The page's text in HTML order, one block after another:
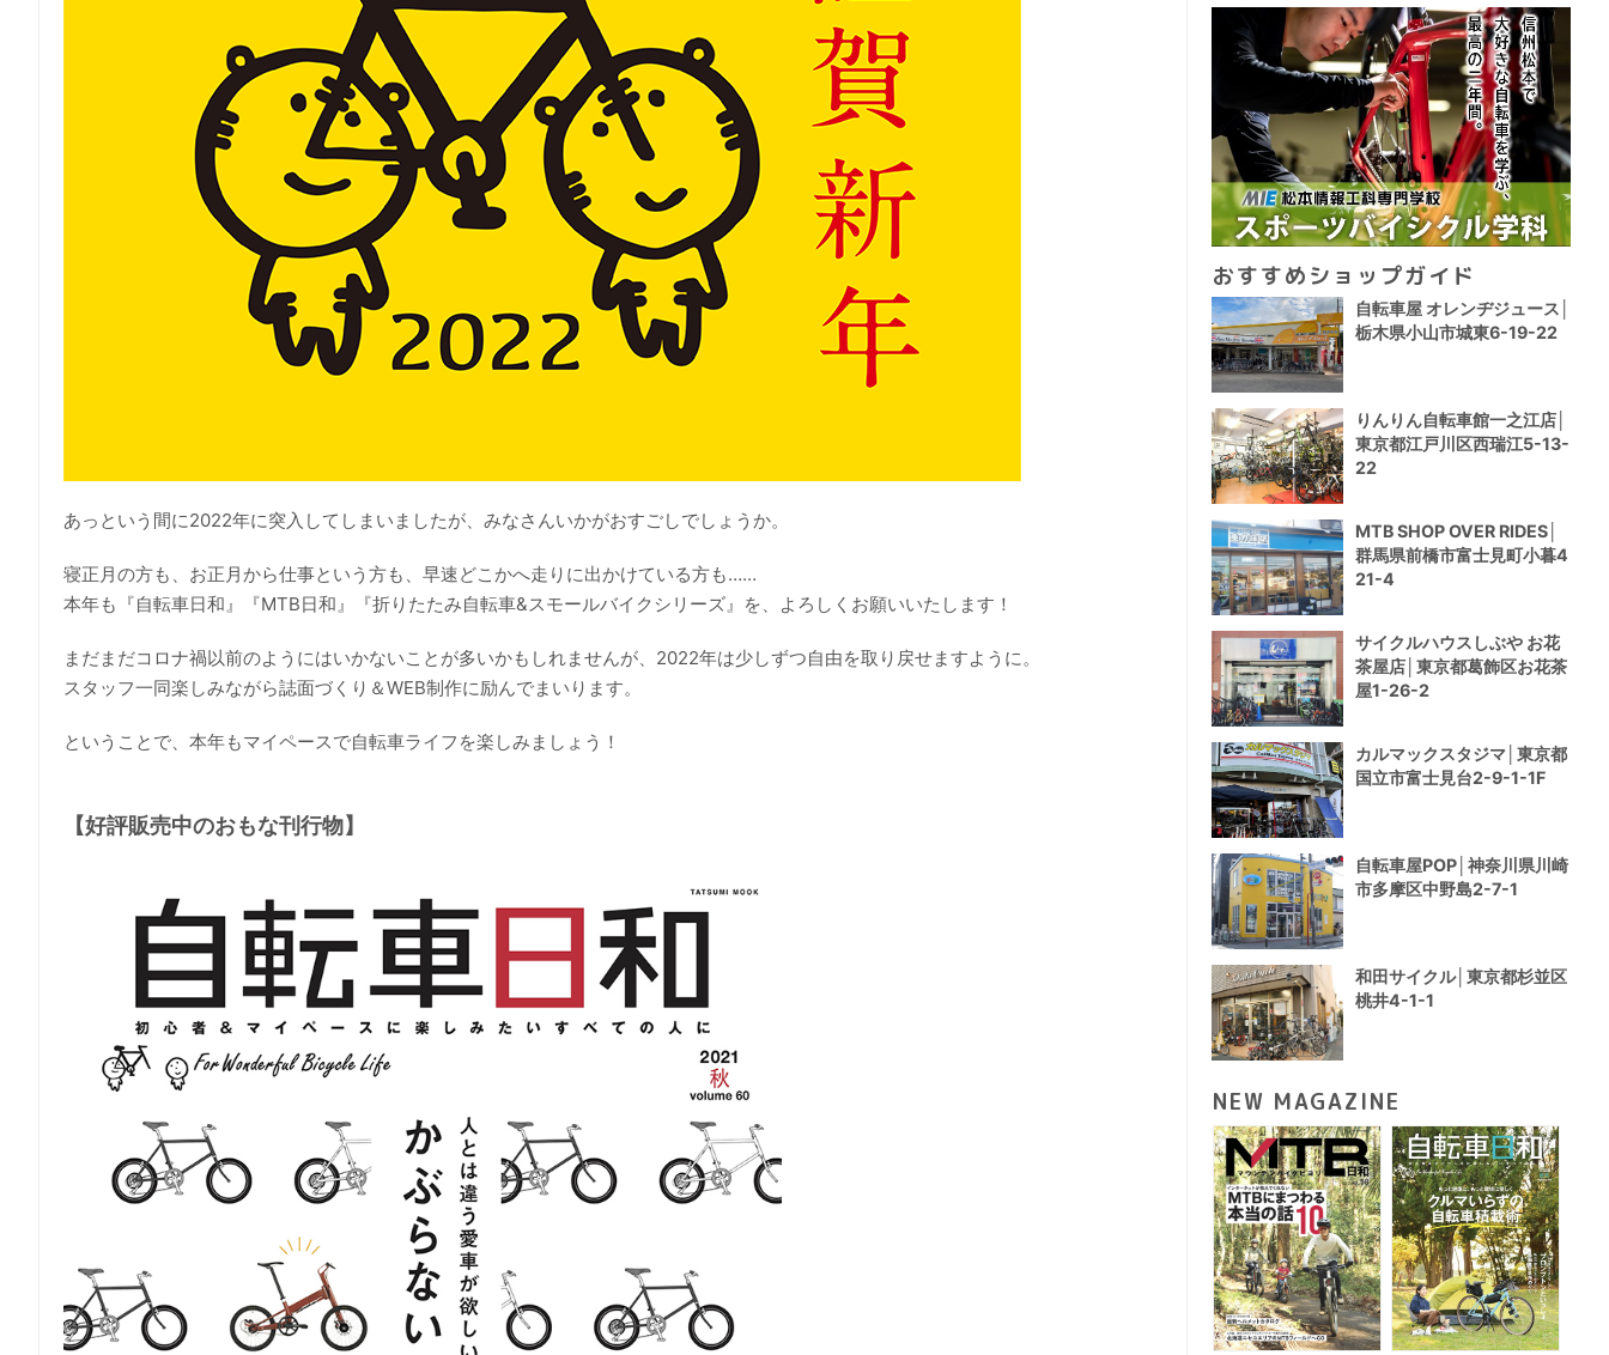
あっという間に2022年に突入してしまいましたが、みなさんいかがおすごしでしょうか。
寝正月の方も、お正月から仕事という方も、早速どこかへ走りに出かけている方も……
本年も『自転車日和』『MTB日和』『折りたたみ自転車&スモールバイクシリーズ』を、よろしくお願いいたします！
まだまだコロナ禍以前のようにはいかないことが多いかもしれませんが、2022年は少しずつ自由を取り戻せますように。
スタッフ一同楽しみながら誌面づくり＆WEB制作に励んでまいります。
ということで、本年もマイペースで自転車ライフを楽しみましょう！
【好評販売中のおもな刊行物】
おすすめショップガイド
自転車屋 オレンヂジュース│
栃木県小山市城東6-19-22
りんりん自転車館一之江店│
東京都江戸川区西瑞江5-13-
22
MTB SHOP OVER RIDES│
群馬県前橋市富士見町小暮4
21-4
サイクルハウスしぶや お花
茶屋店│東京都葛飾区お花茶
屋1-26-2
カルマックスタジマ│東京都
国立市富士見台2-9-1-1F
自転車屋POP│神奈川県川崎
市多摩区中野島2-7-1
和田サイクル│東京都杉並区
桃井4-1-1
NEW MAGAZINE